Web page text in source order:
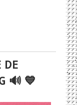
DE
🔊 💙